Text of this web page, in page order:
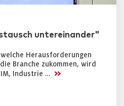
untereinander"
Herausforderungen
Branche zukommen, wird
Industrie … >>